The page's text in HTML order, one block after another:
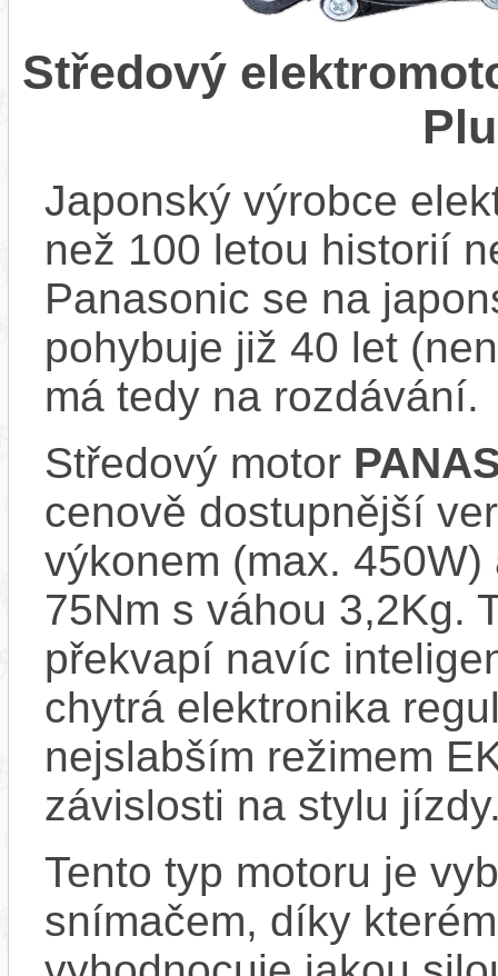
Středový
Japonský výrobce
než 100 letou historií
Panasonic se na
pohybuje již 40 let
má tedy na rozdávání.
Středový motor
cenově dostupnější
výkonem (max.
75Nm s váhou 3,2Kg.
překvapí navíc
chytrá elektronika
nejslabším režimem
závislosti na stylu
Tento typ motoru je
snímačem, díky